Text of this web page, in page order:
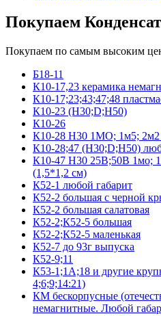
Покупаем
Покупаем по самым высоким
Б18-11
К10-17,23 керамика
К10-17;23;43;47;48
К10-23 (Н30;D;Н50)
К10-26
К10-28 Н30 1МО; 1м5; 2м2
К10-28;47 (Н30;D;Н50)
К10-47 Н30 25В;50В 1мо;
(1,5*1,2 см)
К52-1 любой габарит
К52-2 большая с черной
К52-2 большая салатовая
К52-2;К52-5 большая
К52-2;К52-5 маленькая
К52-7 до 93г выпуска
К52-9;11
К53-1;1А;18 и другие
4;6;9;14:21)
КМ бескорпусные
немагнитные. Любой